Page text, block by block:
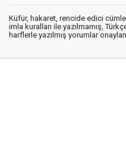
Küfür, hakaret, rencide edici
imla kuralları ile yazılmamış,
harflerle yazılmış yorumlar